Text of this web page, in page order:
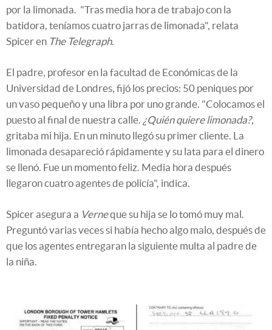
por la limonada. "Tras media hora de trabajo con la
batidora, teníamos cuatro jarras de limonada", relata
Spicer en The Telegraph.
El padre, profesor en la facultad de Económicas de la
Universidad de Londres, fijó los precios: 50 peniques por
un vaso pequeño y una libra por uno grande. "Colocamos el
puesto al final de nuestra calle. ¿Quién quiere limonada?,
gritaba mi hija. En un minuto llegó su primer cliente. La
limonada desapareció rápidamente y su lata para el dinero
se llenó. Fue un momento feliz. Media hora después
llegaron cuatro agentes de policía", indica.
Spicer asegura a Verneque su hija se lo tomó muy mal.
Preguntó varias veces si había hecho algo malo, después de
que los agentes entregaran la siguiente multa al padre de
la niña.